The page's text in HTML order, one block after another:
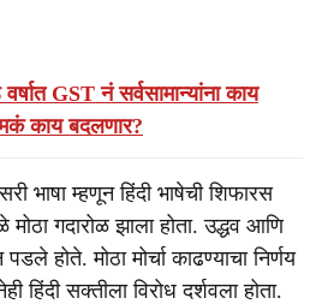
GST नं सर्वसामान्यांना काय
काय बदलणार?
भाषा म्हणून हिंदी भाषेची शिफारस
गदारोळ झाला होता. उद्धव आणि
होते. मोठा मोर्चा काढण्याचा निर्णय
हिंदी सक्तीला विरोध दर्शवला होता.